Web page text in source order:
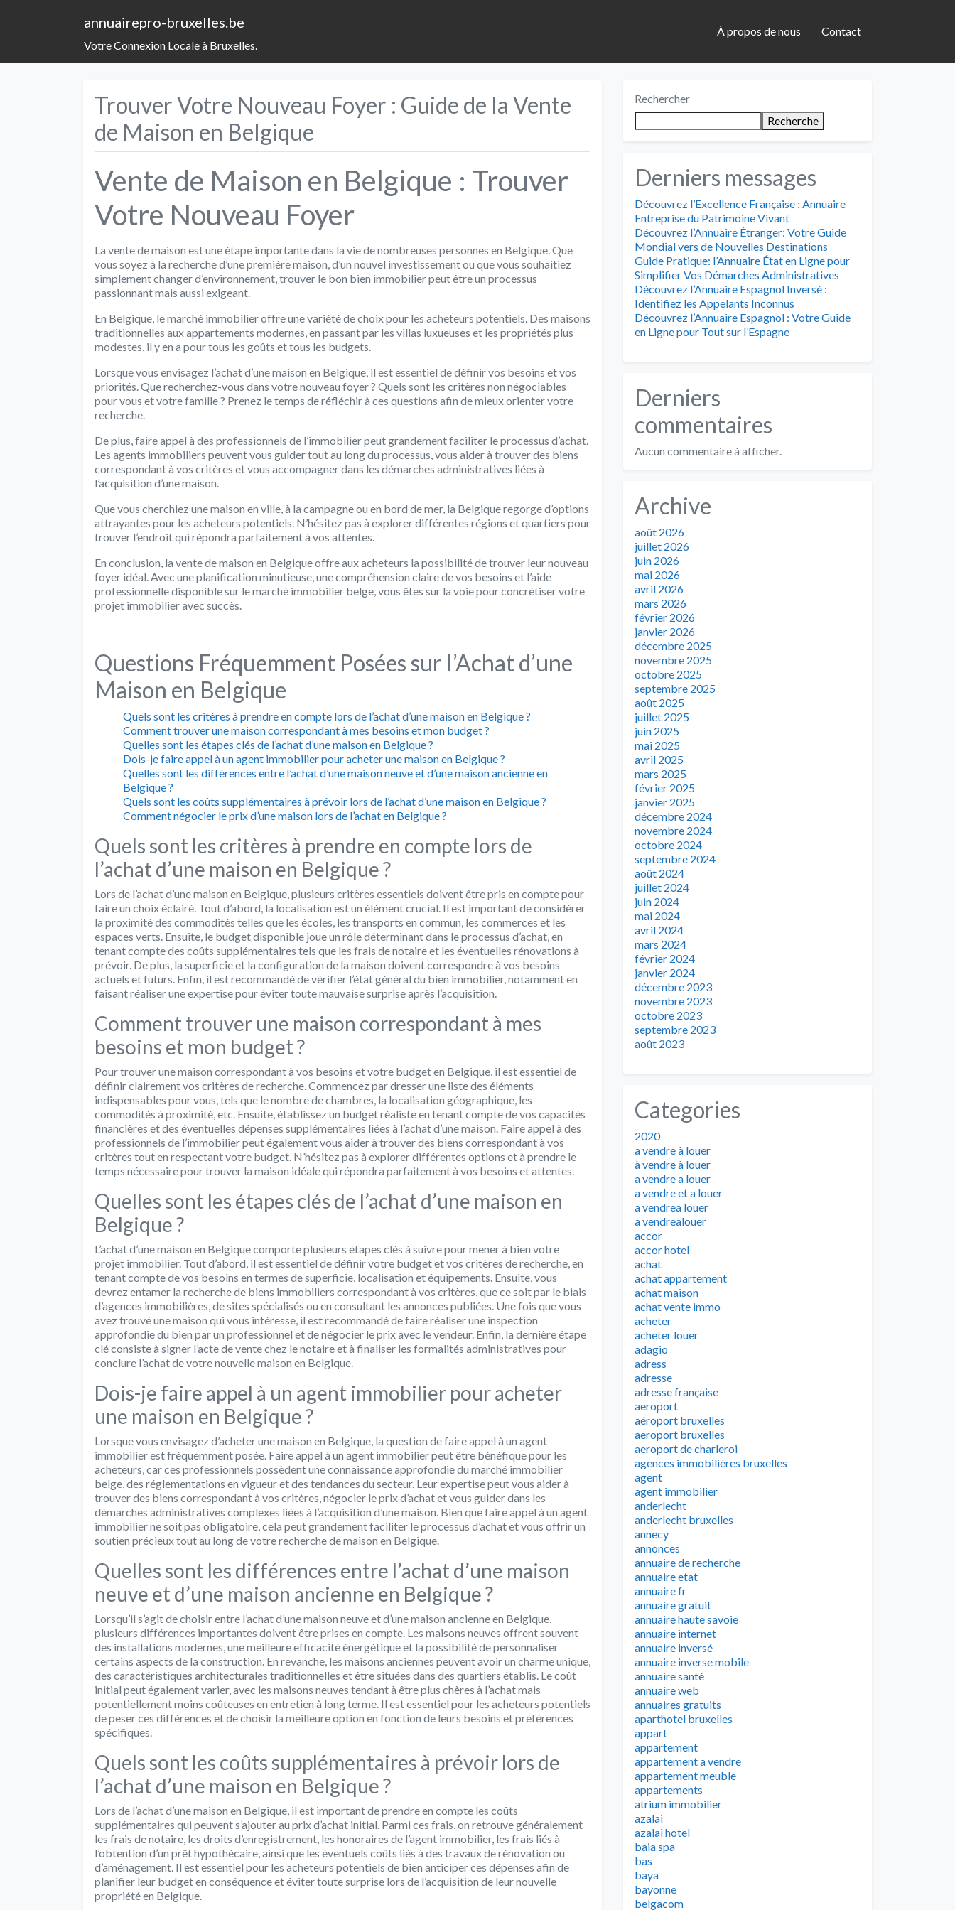
annuairepro-bruxelles.be
Votre Connexion Locale à Bruxelles.
À propos de nous Contact
Trouver Votre Nouveau Foyer : Guide de la Vente
de Maison en Belgique
Vente de Maison en Belgique : Trouver
Votre Nouveau Foyer
La vente de maison est une étape importante dans la vie de nombreuses personnes en Belgique. Que
vous soyez à la recherche d’une première maison, d’un nouvel investissement ou que vous souhaitiez
simplement changer d’environnement, trouver le bon bien immobilier peut être un processus
passionnant mais aussi exigeant.
En Belgique, le marché immobilier offre une variété de choix pour les acheteurs potentiels. Des maisons
traditionnelles aux appartements modernes, en passant par les villas luxueuses et les propriétés plus
modestes, il y en a pour tous les goûts et tous les budgets.
Lorsque vous envisagez l’achat d’une maison en Belgique, il est essentiel de définir vos besoins et vos
priorités. Que recherchez-vous dans votre nouveau foyer ? Quels sont les critères non négociables
pour vous et votre famille ? Prenez le temps de réfléchir à ces questions afin de mieux orienter votre
recherche.
De plus, faire appel à des professionnels de l’immobilier peut grandement faciliter le processus d’achat.
Les agents immobiliers peuvent vous guider tout au long du processus, vous aider à trouver des biens
correspondant à vos critères et vous accompagner dans les démarches administratives liées à
l’acquisition d’une maison.
Que vous cherchiez une maison en ville, à la campagne ou en bord de mer, la Belgique regorge d’options
attrayantes pour les acheteurs potentiels. N’hésitez pas à explorer différentes régions et quartiers pour
trouver l’endroit qui répondra parfaitement à vos attentes.
En conclusion, la vente de maison en Belgique offre aux acheteurs la possibilité de trouver leur nouveau
foyer idéal. Avec une planification minutieuse, une compréhension claire de vos besoins et l’aide
professionnelle disponible sur le marché immobilier belge, vous êtes sur la voie pour concrétiser votre
projet immobilier avec succès.
Questions Fréquemment Posées sur l’Achat d’une
Maison en Belgique
Quels sont les critères à prendre en compte lors de l’achat d’une maison en Belgique ?
Comment trouver une maison correspondant à mes besoins et mon budget ?
Quelles sont les étapes clés de l’achat d’une maison en Belgique ?
Dois-je faire appel à un agent immobilier pour acheter une maison en Belgique ?
Quelles sont les différences entre l’achat d’une maison neuve et d’une maison ancienne en
Belgique ?
Quels sont les coûts supplémentaires à prévoir lors de l’achat d’une maison en Belgique ?
Comment négocier le prix d’une maison lors de l’achat en Belgique ?
Quels sont les critères à prendre en compte lors de
l’achat d’une maison en Belgique ?
Lors de l’achat d’une maison en Belgique, plusieurs critères essentiels doivent être pris en compte pour
faire un choix éclairé. Tout d’abord, la localisation est un élément crucial. Il est important de considérer
la proximité des commodités telles que les écoles, les transports en commun, les commerces et les
espaces verts. Ensuite, le budget disponible joue un rôle déterminant dans le processus d’achat, en
tenant compte des coûts supplémentaires tels que les frais de notaire et les éventuelles rénovations à
prévoir. De plus, la superficie et la configuration de la maison doivent correspondre à vos besoins
actuels et futurs. Enfin, il est recommandé de vérifier l’état général du bien immobilier, notamment en
faisant réaliser une expertise pour éviter toute mauvaise surprise après l’acquisition.
Comment trouver une maison correspondant à mes
besoins et mon budget ?
Pour trouver une maison correspondant à vos besoins et votre budget en Belgique, il est essentiel de
définir clairement vos critères de recherche. Commencez par dresser une liste des éléments
indispensables pour vous, tels que le nombre de chambres, la localisation géographique, les
commodités à proximité, etc. Ensuite, établissez un budget réaliste en tenant compte de vos capacités
financières et des éventuelles dépenses supplémentaires liées à l’achat d’une maison. Faire appel à des
professionnels de l’immobilier peut également vous aider à trouver des biens correspondant à vos
critères tout en respectant votre budget. N’hésitez pas à explorer différentes options et à prendre le
temps nécessaire pour trouver la maison idéale qui répondra parfaitement à vos besoins et attentes.
Quelles sont les étapes clés de l’achat d’une maison en
Belgique ?
L’achat d’une maison en Belgique comporte plusieurs étapes clés à suivre pour mener à bien votre
projet immobilier. Tout d’abord, il est essentiel de définir votre budget et vos critères de recherche, en
tenant compte de vos besoins en termes de superficie, localisation et équipements. Ensuite, vous
devrez entamer la recherche de biens immobiliers correspondant à vos critères, que ce soit par le biais
d’agences immobilières, de sites spécialisés ou en consultant les annonces publiées. Une fois que vous
avez trouvé une maison qui vous intéresse, il est recommandé de faire réaliser une inspection
approfondie du bien par un professionnel et de négocier le prix avec le vendeur. Enfin, la dernière étape
clé consiste à signer l’acte de vente chez le notaire et à finaliser les formalités administratives pour
conclure l’achat de votre nouvelle maison en Belgique.
Dois-je faire appel à un agent immobilier pour acheter
une maison en Belgique ?
Lorsque vous envisagez d’acheter une maison en Belgique, la question de faire appel à un agent
immobilier est fréquemment posée. Faire appel à un agent immobilier peut être bénéfique pour les
acheteurs, car ces professionnels possèdent une connaissance approfondie du marché immobilier
belge, des réglementations en vigueur et des tendances du secteur. Leur expertise peut vous aider à
trouver des biens correspondant à vos critères, négocier le prix d’achat et vous guider dans les
démarches administratives complexes liées à l’acquisition d’une maison. Bien que faire appel à un agent
immobilier ne soit pas obligatoire, cela peut grandement faciliter le processus d’achat et vous offrir un
soutien précieux tout au long de votre recherche de maison en Belgique.
Quelles sont les différences entre l’achat d’une maison
neuve et d’une maison ancienne en Belgique ?
Lorsqu’il s’agit de choisir entre l’achat d’une maison neuve et d’une maison ancienne en Belgique,
plusieurs différences importantes doivent être prises en compte. Les maisons neuves offrent souvent
des installations modernes, une meilleure efficacité énergétique et la possibilité de personnaliser
certains aspects de la construction. En revanche, les maisons anciennes peuvent avoir un charme unique,
des caractéristiques architecturales traditionnelles et être situées dans des quartiers établis. Le coût
initial peut également varier, avec les maisons neuves tendant à être plus chères à l’achat mais
potentiellement moins coûteuses en entretien à long terme. Il est essentiel pour les acheteurs potentiels
de peser ces différences et de choisir la meilleure option en fonction de leurs besoins et préférences
spécifiques.
Quels sont les coûts supplémentaires à prévoir lors de
l’achat d’une maison en Belgique ?
Lors de l’achat d’une maison en Belgique, il est important de prendre en compte les coûts
supplémentaires qui peuvent s’ajouter au prix d’achat initial. Parmi ces frais, on retrouve généralement
les frais de notaire, les droits d’enregistrement, les honoraires de l’agent immobilier, les frais liés à
l’obtention d’un prêt hypothécaire, ainsi que les éventuels coûts liés à des travaux de rénovation ou
d’aménagement. Il est essentiel pour les acheteurs potentiels de bien anticiper ces dépenses afin de
planifier leur budget en conséquence et éviter toute surprise lors de l’acquisition de leur nouvelle
propriété en Belgique.
Rechercher
Recherche
Derniers messages
Découvrez l’Excellence Française : Annuaire
Entreprise du Patrimoine Vivant
Découvrez l’Annuaire Étranger: Votre Guide
Mondial vers de Nouvelles Destinations
Guide Pratique: l’Annuaire État en Ligne pour
Simplifier Vos Démarches Administratives
Découvrez l’Annuaire Espagnol Inversé :
Identifiez les Appelants Inconnus
Découvrez l’Annuaire Espagnol : Votre Guide
en Ligne pour Tout sur l’Espagne
Derniers
commentaires
Aucun commentaire à afficher.
Archive
août 2026
juillet 2026
juin 2026
mai 2026
avril 2026
mars 2026
février 2026
janvier 2026
décembre 2025
novembre 2025
octobre 2025
septembre 2025
août 2025
juillet 2025
juin 2025
mai 2025
avril 2025
mars 2025
février 2025
janvier 2025
décembre 2024
novembre 2024
octobre 2024
septembre 2024
août 2024
juillet 2024
juin 2024
mai 2024
avril 2024
mars 2024
février 2024
janvier 2024
décembre 2023
novembre 2023
octobre 2023
septembre 2023
août 2023
Categories
2020
a vendre à louer
à vendre à louer
a vendre a louer
a vendre et a louer
a vendrea louer
a vendrealouer
accor
accor hotel
achat
achat appartement
achat maison
achat vente immo
acheter
acheter louer
adagio
adress
adresse
adresse française
aeroport
aéroport bruxelles
aeroport bruxelles
aeroport de charleroi
agences immobilières bruxelles
agent
agent immobilier
anderlecht
anderlecht bruxelles
annecy
annonces
annuaire de recherche
annuaire etat
annuaire fr
annuaire gratuit
annuaire haute savoie
annuaire internet
annuaire inversé
annuaire inverse mobile
annuaire santé
annuaire web
annuaires gratuits
aparthotel bruxelles
appart
appartement
appartement a vendre
appartement meuble
appartements
atrium immobilier
azalai
azalai hotel
baia spa
bas
baya
bayonne
belgacom